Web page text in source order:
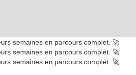
semaines en parcours complet. 🚀
semaines en parcours complet. 🚀
semaines en parcours complet. 🚀